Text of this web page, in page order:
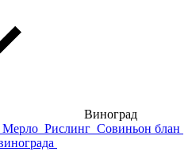
Виноград
Мерло Рислинг Совиньон блан